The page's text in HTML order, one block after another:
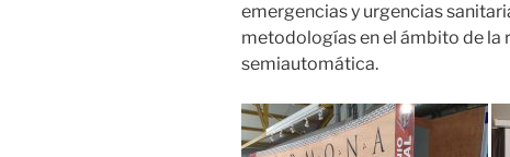
emergencias y urgencias
metodologías en el ámbito de la
semiautomática.